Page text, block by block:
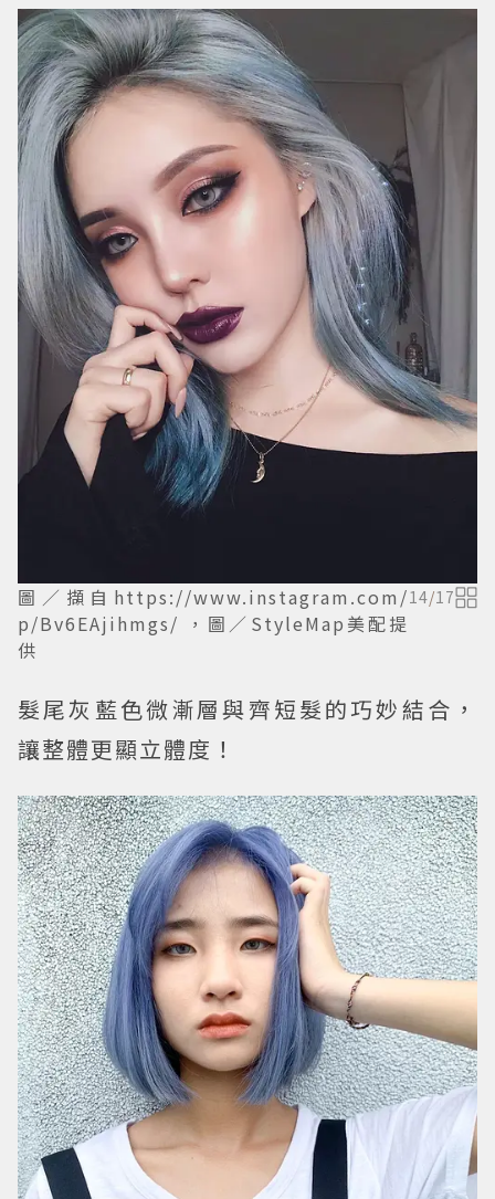
圖／擷自https://www.instagram.com/
p/Bv6EAjihmgs/ ，圖／StyleMap美配提
供
14/17
髮尾灰藍色微漸層與齊短髮的巧妙結合，
讓整體更顯立體度！